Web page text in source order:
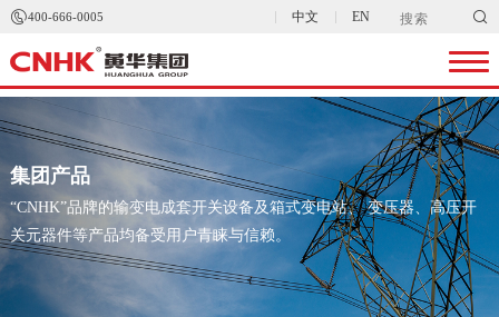
400-666-0005 中文 EN 
集团产品
“CNHK”品牌的输变电成套开关设备及箱式变电站、 变压器、高压开
关元器件等产品均备受用户青睐与信赖。